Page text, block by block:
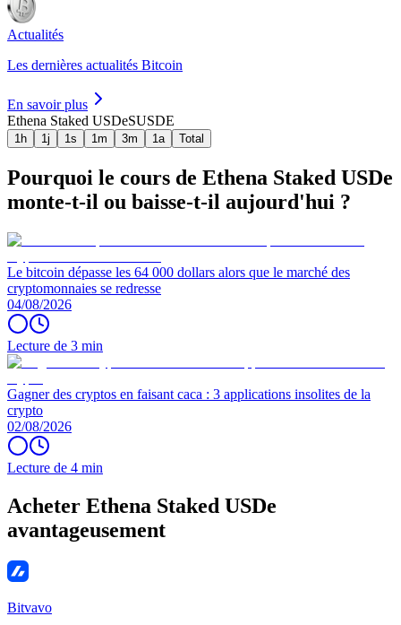
Actualités
Les dernières actualités Bitcoin
En savoir plus
Ethena Staked USDeSUSDE
1h 1j 1s 1m 3m 1a Total
Pourquoi le cours de Ethena Staked USDe
monte-t-il ou baisse-t-il aujourd'hui ?
Le bitcoin dépasse les 64 000 dollars alors que le marché des
cryptomonnaies se redresse
04/08/2026
Lecture de 3 min
Gagner des cryptos en faisant caca : 3 applications insolites de la
crypto
02/08/2026
Lecture de 4 min
Acheter Ethena Staked USDe
avantageusement
Bitvavo